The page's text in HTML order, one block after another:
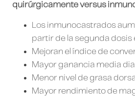
quirúrgicamente versus
Los inmunocastrados
partir de la segunda dosis
Mejoran el índice de
Mayor ganancia media
Menor nivel de grasa
Mayor rendimiento de